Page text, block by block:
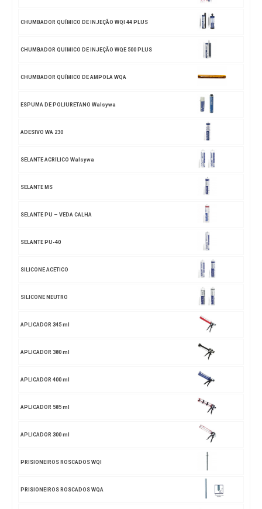
CHUMBADOR QUÍMICO DE INJEÇÃO WQI 44 PLUS
CHUMBADOR QUÍMICO DE INJEÇÃO WQE 500 PLUS
CHUMBADOR QUÍMICO DE AMPOLA WQA
ESPUMA DE POLIURETANO Walsywa
ADESIVO WA 230
SELANTE ACRÍLICO Walsywa
SELANTE MS
SELANTE PU – VEDA CALHA
SELANTE PU-40
SILICONE ACÉTICO
SILICONE NEUTRO
APLICADOR 345 ml
APLICADOR 380 ml
APLICADOR 400 ml
APLICADOR 585 ml
APLICADOR 300 ml
PRISIONEIROS ROSCADOS WQI
PRISIONEIROS ROSCADOS WQA